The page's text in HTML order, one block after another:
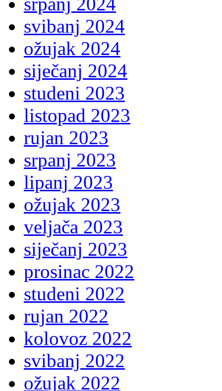
svibanj 2024
ožujak 2024
siječanj 2024
studeni 2023
listopad 2023
rujan 2023
srpanj 2023
lipanj 2023
ožujak 2023
veljača 2023
siječanj 2023
prosinac 2022
studeni 2022
rujan 2022
kolovoz 2022
svibanj 2022
ožujak 2022